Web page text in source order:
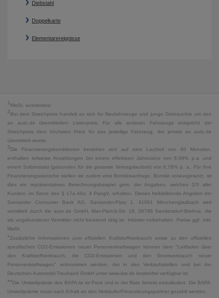
Diebstahl
Doppelkarte
Elementarereignisse
1 MwSt. ausweisbar
2Bei dem Streichpreis handelt es sich für Neufahrzeuge und junge Gebrauchte um den
an auto.de übermittelten Listenpreis. Für alle anderen Fahrzeuge entspricht der
Streichpreis dem höchsten Preis für das jeweilige Fahrzeug, der jemals an auto.de
übermittelt wurde.
3Die Finanzierungskonditionen beziehen sich auf eine Laufzeit von 60 Monaten,
enthalten teilweise Anzahlungen bei einem effektiven Jahreszins von 6,99% p.a. und
einem Sollzinssatz (gebunden für die gesamte Vertragslaufzeit) von 6,78% p. a.. Für Ihre
Finanzierungswünsche stellen wir zudem eine Bonitätsanfrage. Bonität vorausgesetzt, ist
dies ein repräsentatives Berechnungsbeispiel gem. der Angaben, welches 2/3 aller
Kunden, im Sinne des § 17a Abs. 4 PangV, erhalten. Dieses freibleibende Angebot der
Santander Consumer Bank AG, Santander-Platz 1, 41061 Mönchengladbach wird
vermittelt durch die auto.de GmbH, Max-Planck-Str. 19, 06796 Sandersdorf-Brehna, die
als ungebundener Vermittler nicht beratend tätig ist. Irrtümer vorbehalten. Preise ggf. inkl.
MwSt.
*Zusätzliche Informationen zum offiziellen Kraftstoffverbrauch sowie zu den offiziellen
spezifischen CO2-Emissionen neuer Personenkraftwagen können dem "Leitfaden über
den Kraftstoffverbrauch, die CO2-Emissionen und den Stromverbrauch neuer
Personenkraftwagen" entnommen werden, der in den Verkaufsstellen und bei der
Deutschen Automobil Treuhand GmbH unter www.dat.de kostenfrei verfügbar ist.
**Die Umweltprämie des BAFA ist im Preis und in der Rate bereits einkalkuliert. Die BAFA-
Umweltprämie muss nach Erhalt an den Verkäufer/Finanzierungspartner gezahlt werden.